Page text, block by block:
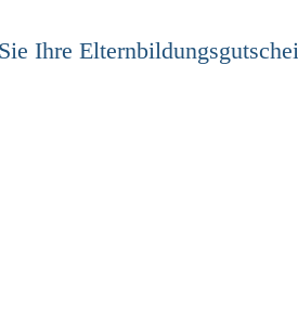
Ihre